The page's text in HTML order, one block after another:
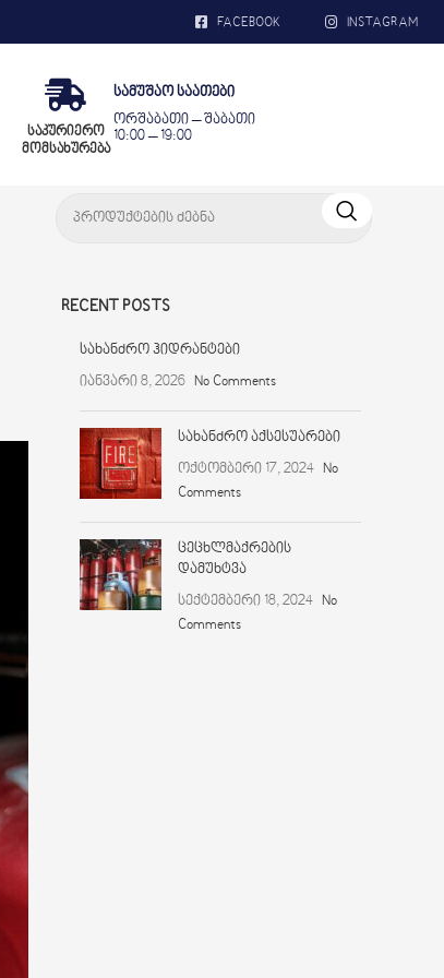
FACEBOOK INSTAGRAM
საკურიერო
მომსახურება
სამუშაო საათები
ორშაბათი – შაბათი
10:00 – 19:00
RECENT POSTS
სახანძრო ჰიდრანტები
იანვარი 8, 2026 No Comments
სახანძრო აქსესუარები
ოქტომბერი 17, 2024
No
Comments
ცეცხლმაქრების
დამუხტვა
სექტემბერი 18, 2024
No
Comments